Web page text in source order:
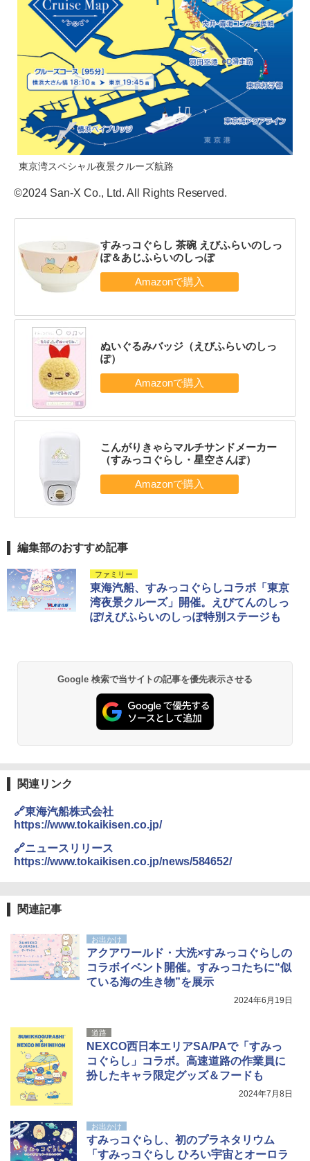
東京湾スペシャル夜景クルーズ航路
©2024 San-X Co., Ltd. All Rights Reserved.
すみっコぐらし 茶碗 えびふらいのしっ
ぽ＆あじふらいのしっぽ
ぬいぐるみバッジ（えびふらいのしっ
ぽ）
こんがりきゃらマルチサンドメーカー
（すみっコぐらし・星空さんぽ）
編集部のおすすめ記事
ファミリー
東海汽船、すみっコぐらしコラボ「東京
湾夜景クルーズ」開催。えびてんのしっ
ぽ/えびふらいのしっぽ特別ステージも
Google 検索で当サイトの記事を優先表示させる
関連リンク
🔗東海汽船株式会社
https://www.tokaikisen.co.jp/
🔗ニュースリリース
https://www.tokaikisen.co.jp/news/584652/
関連記事
お出かけ
アクアワールド・大洗×すみっコぐらしの
コラボイベント開催。すみっコたちに“似
ている海の生き物”を展示
2024年6月19日
道路
NEXCO西日本エリアSA/PAで「すみっ
コぐらし」コラボ。高速道路の作業員に
扮したキャラ限定グッズ＆フードも
2024年7月8日
お出かけ
すみっコぐらし、初のプラネタリウム
「すみっコぐらし ひろい宇宙とオーロラ